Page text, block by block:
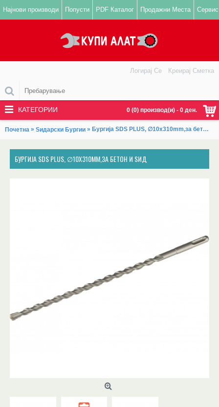
Најнови производи Попусти PDF Каталог Продажни Места Сервис
0 (0) производ(и) - 0 ден.
Логирај Се Креирај Сметка
КАТЕГОРИИ
Почетна » Ѕидарски Бургии » Бургија SDS PLUS, ∅10x310mm,за бетон и ѕид
БУРГИЈА SDS PLUS, ∅10X310MM,ЗА БЕТОН И ЅИД